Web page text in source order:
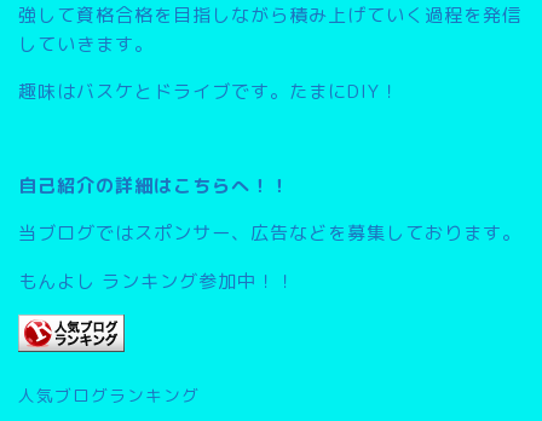
強して資格合格を目指しながら積み上げていく過程を発信
していきます。
趣味はバスケとドライブです。たまにDIY！
自己紹介の詳細はこちらへ！！
当ブログではスポンサー、広告などを募集しております。
もんよし ランキング参加中！！
人気ブログランキング